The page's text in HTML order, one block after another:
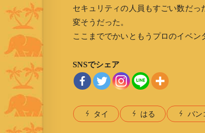
セキュリティの人員もすごい数だ
変そうだった。
ここまででかいともうプロのイベン
SNSでシェア
タイ はる バン